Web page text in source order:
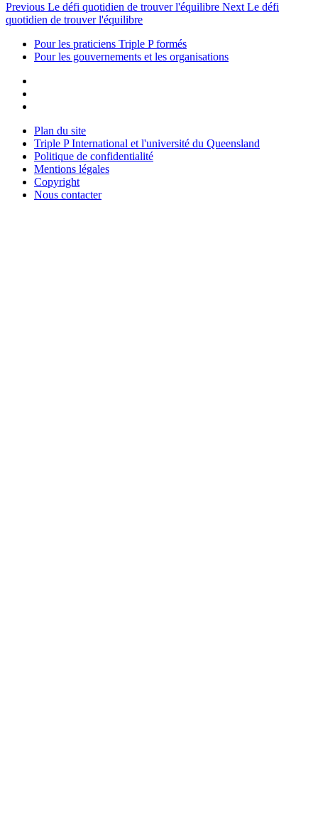
Previous Le défi quotidien de trouver l'équilibre Next Le défi
quotidien de trouver l'équilibre
Pour les praticiens Triple P formés
Pour les gouvernements et les organisations
Plan du site
Triple P International et l'université du Queensland
Politique de confidentialité
Mentions légales
Copyright
Nous contacter